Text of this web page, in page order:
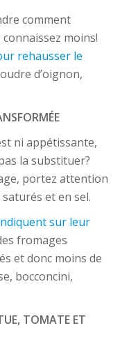
comment
moins!
rehausser le
d’oignon,
ni appétissante,
la substituer?
portez attention
et en sel.
sur leur
fromages
et donc moins de
bocconcini,
TOMATE ET